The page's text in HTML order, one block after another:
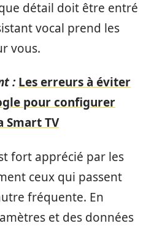
détail doit être entré
vocal prend les
vous.
: Les erreurs à éviter
pour configurer
Smart TV
fort apprécié par les
ceux qui passent
fréquente. En
et des données